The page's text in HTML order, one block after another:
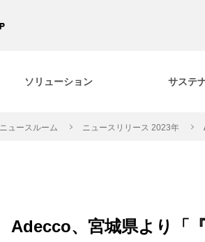
ソリューション サステ
ニュースルーム ニュースリリース 2023年
Adecco、宮城県より「